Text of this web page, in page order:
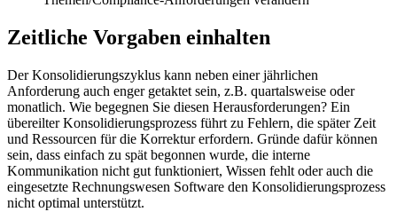
Zeitliche Vorgaben einhalten
Der Konsolidierungszyklus kann neben einer jährlichen
Anforderung auch enger getaktet sein, z.B. quartalsweise oder
monatlich. Wie begegnen Sie diesen Herausforderungen? Ein
übereilter Konsolidierungsprozess führt zu Fehlern, die später Zeit
und Ressourcen für die Korrektur erfordern. Gründe dafür können
sein, dass einfach zu spät begonnen wurde, die interne
Kommunikation nicht gut funktioniert, Wissen fehlt oder auch die
eingesetzte Rechnungswesen Software den Konsolidierungsprozess
nicht optimal unterstützt.